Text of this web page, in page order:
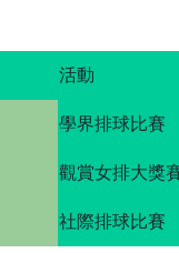
活動
學界排球比賽
觀賞女排大獎
社際排球比賽